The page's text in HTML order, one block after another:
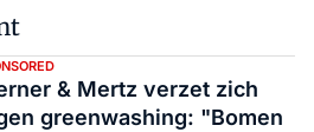
& Mertz verzet zich
greenwashing: "Bomen